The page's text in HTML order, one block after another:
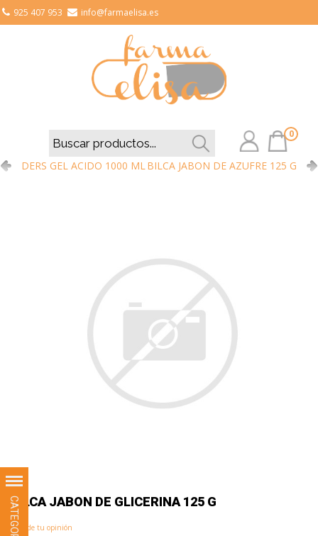
925 407 953 info@farmaelisa.es
0
DERS GEL ACIDO 1000 MLBILCA JABON DE AZUFRE 125 G
BILCA JABON DE GLICERINA 125 G
Añade tu opinión